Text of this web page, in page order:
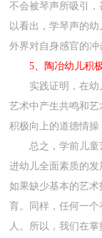
不会被琴声所吸引
以看出，学琴声的
外界对自身感官的冲
5、陶冶幼儿积极
实践证明，在幼
艺术中产生共鸣和
积极向上的道德情操
总之，学前儿童
进幼儿全面素质的发
如果缺少基本的艺
育。同样，任何一
人。所以，我们在